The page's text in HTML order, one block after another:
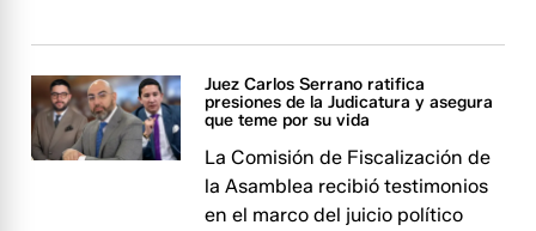
Juez Carlos Serrano ratifica
presiones de la Judicatura y asegura
que teme por su vida
La Comisión de Fiscalización de
la Asamblea recibió testimonios
en el marco del juicio político